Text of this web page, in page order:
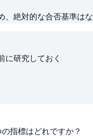
、絶対的な合否基準は
に研究しておく
指標はどれですか？